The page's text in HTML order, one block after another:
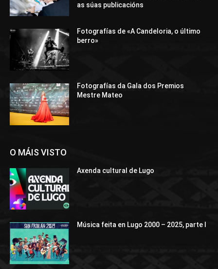
as súas publicacións
Fotografías de «A Candeloria, o último
berro»
Fotografías da Gala dos Premios
Mestre Mateo
O MÁIS VISTO
Axenda cultural de Lugo
Música feita en Lugo 2000 – 2025, parte I